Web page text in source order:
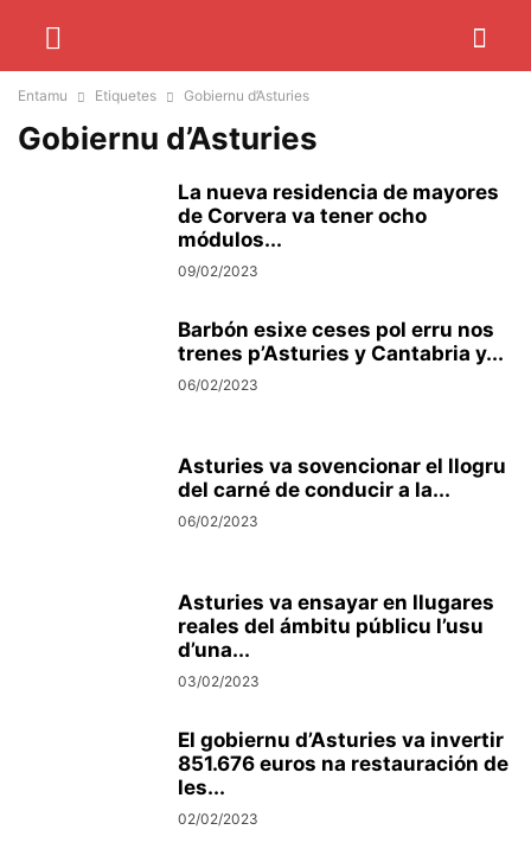
Entamu Etiquetes Gobiernu d’Asturies
Gobiernu d’Asturies
La nueva residencia de mayores
de Corvera va tener ocho
módulos...
09/02/2023
Barbón esixe ceses pol erru nos
trenes p’Asturies y Cantabria y...
06/02/2023
Asturies va sovencionar el llogru
del carné de conducir a la...
06/02/2023
Asturies va ensayar en llugares
reales del ámbitu públicu l’usu
d’una...
03/02/2023
El gobiernu d’Asturies va invertir
851.676 euros na restauración de
les...
02/02/2023